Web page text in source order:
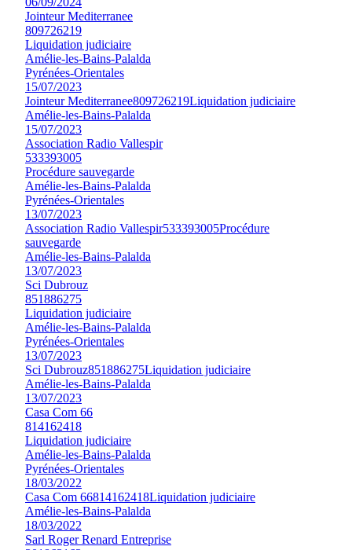
Jointeur Mediterranee
809726219
Liquidation judiciaire
Amélie-les-Bains-Palalda
Pyrénées-Orientales
15/07/2023
Jointeur Mediterranee809726219Liquidation judiciaire
Amélie-les-Bains-Palalda
15/07/2023
Association Radio Vallespir
533393005
Procédure sauvegarde
Amélie-les-Bains-Palalda
Pyrénées-Orientales
13/07/2023
Association Radio Vallespir533393005Procédure
sauvegarde
Amélie-les-Bains-Palalda
13/07/2023
Sci Dubrouz
851886275
Liquidation judiciaire
Amélie-les-Bains-Palalda
Pyrénées-Orientales
13/07/2023
Sci Dubrouz851886275Liquidation judiciaire
Amélie-les-Bains-Palalda
13/07/2023
Casa Com 66
814162418
Liquidation judiciaire
Amélie-les-Bains-Palalda
Pyrénées-Orientales
18/03/2022
Casa Com 66814162418Liquidation judiciaire
Amélie-les-Bains-Palalda
18/03/2022
Sarl Roger Renard Entreprise